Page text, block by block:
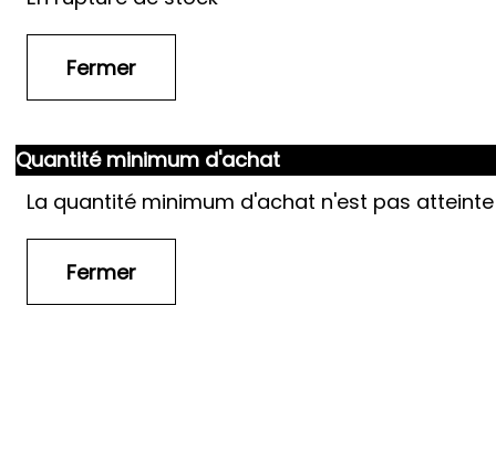
Quantité minimum d'achat
La quantité minimum d'achat n'est pas atteinte